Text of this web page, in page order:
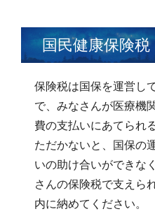
国民健康保険税
保険税は国保を運営し
で、みなさんが医療機
費の支払いにあてられ
ただかないと、国保の
いの助け合いができな
さんの保険税で支えら
内に納めてください。